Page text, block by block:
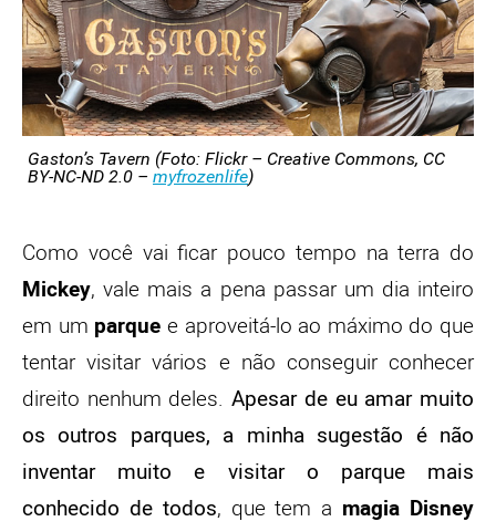
Gaston’s Tavern (Foto: Flickr – Creative Commons, CC
BY-NC-ND 2.0 – myfrozenlife)
Como você vai ficar pouco tempo na terra do
Mickey, vale mais a pena passar um dia inteiro
em um parque e aproveitá-lo ao máximo do que
tentar visitar vários e não conseguir conhecer
direito nenhum deles.Apesar de eu amar muito
os outros parques, a minha sugestão é não
inventar muito e visitar o parque mais
conhecido de todos, que tem a magia Disney